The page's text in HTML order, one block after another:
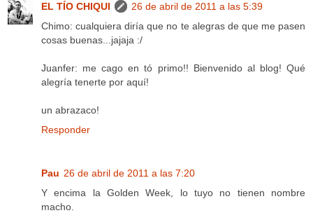
EL TÍO CHIQUI
26 de abril de 2011 a las 5:39
Chimo: cualquiera diría que no te alegras de que me pasen
cosas buenas...jajaja :/
Juanfer: me cago en tó primo!! Bienvenido al blog! Qué
alegría tenerte por aquí!
un abrazaco!
Responder
Pau 26 de abril de 2011 a las 7:20
Y encima la Golden Week, lo tuyo no tienen nombre
macho.